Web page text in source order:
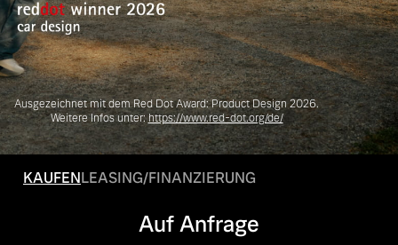
Mild-Hybrid
4 Modelle
Volvo Gebrauchtwagenbörse
Gebrauchtwagen
Volvo kauft Ihr Auto
Aktuelle Zubehörangebote
Zubehörkatalog
Kontakt und Anfahrt
Unsere News & Events
Ausgezeichnet mit dem Red Dot Award: Product Design 2026.
Weitere Infos unter:https://www.red-dot.org/de/
KAUFENLEASING/FINANZIERUNG
Auf Anfrage